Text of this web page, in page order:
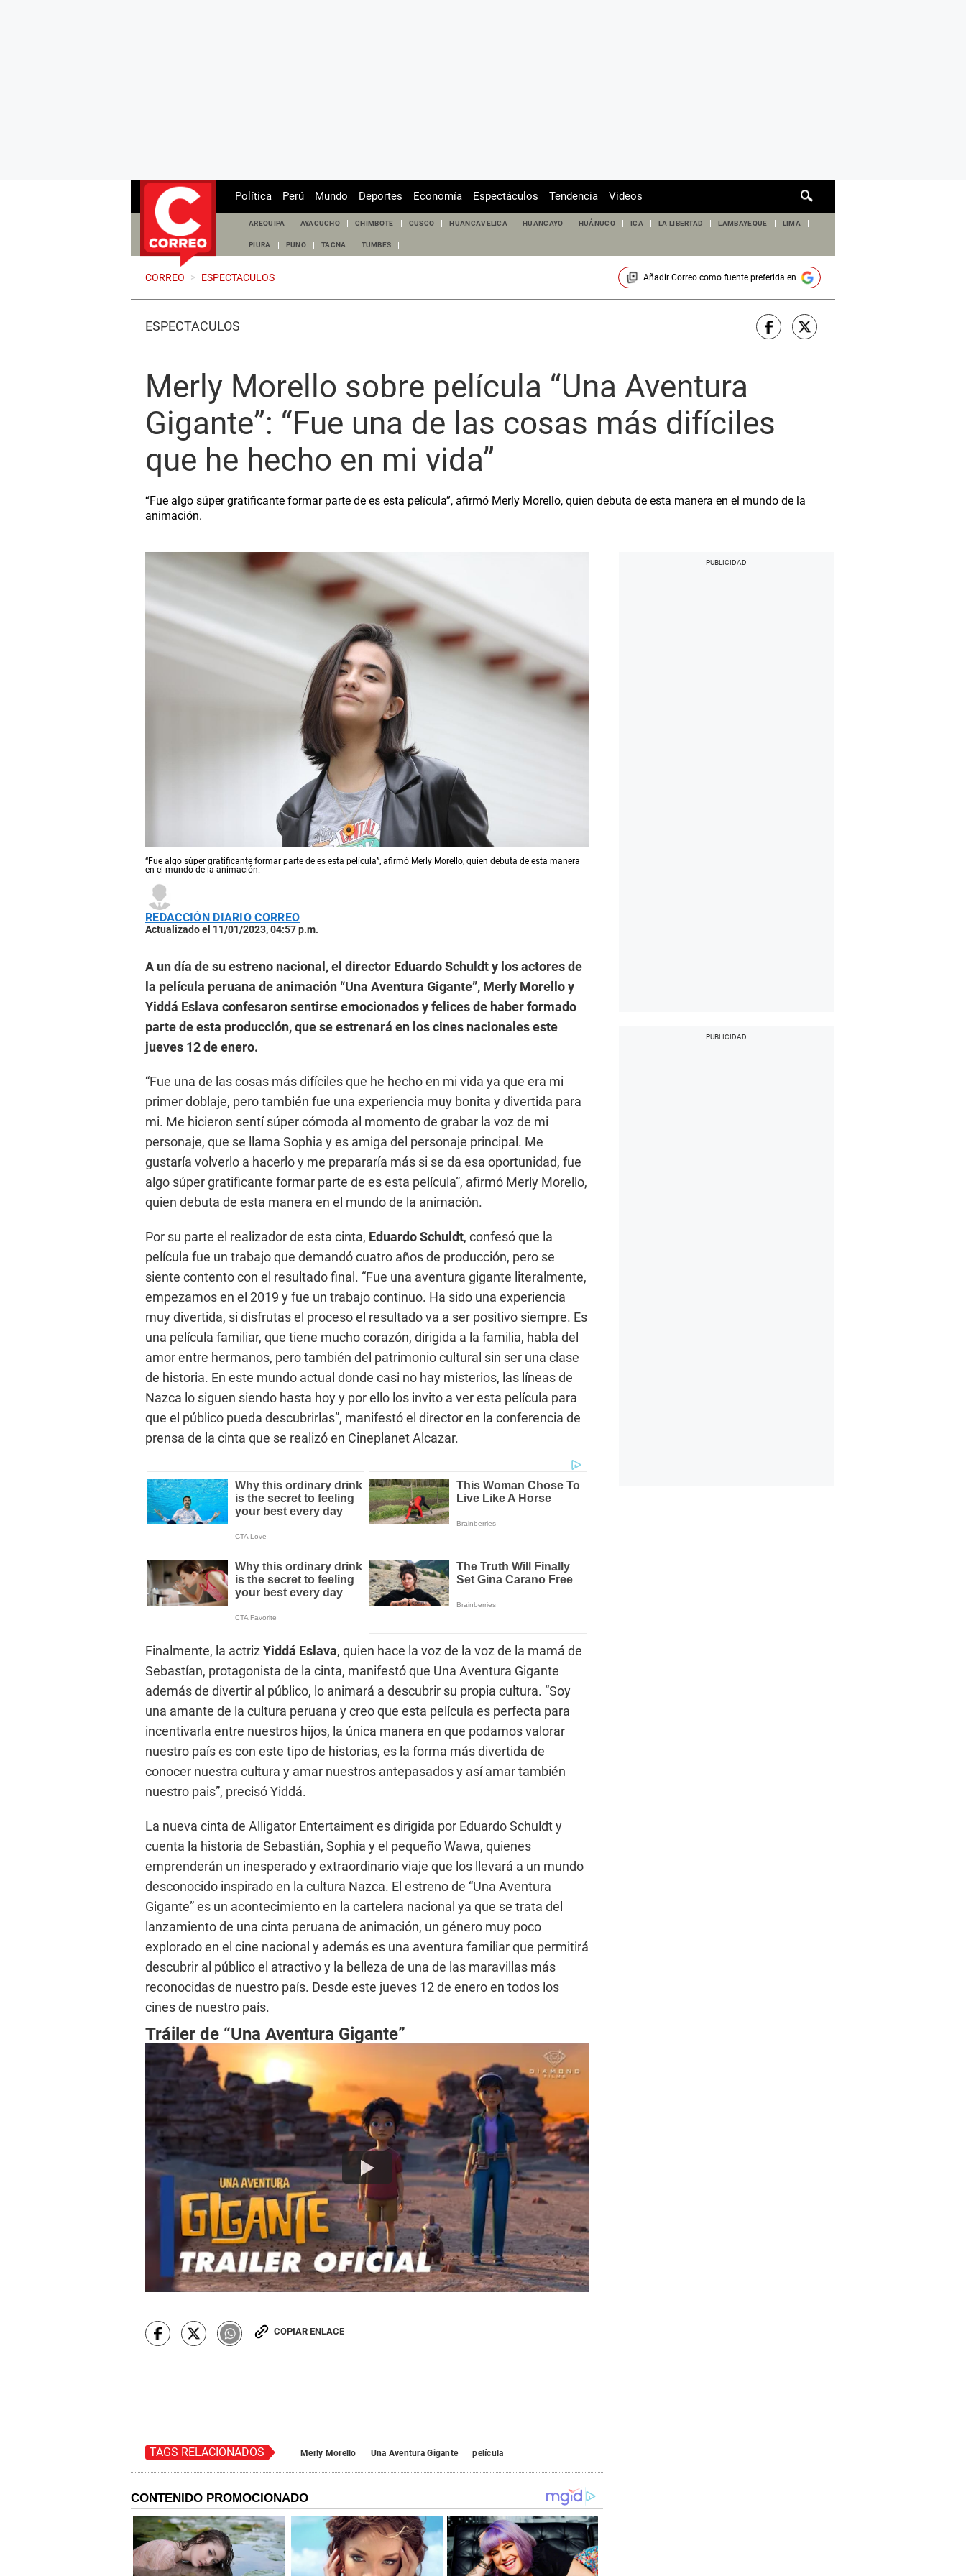
de
Política Perú Mundo Deportes Economía Espectáculos Tendencia Videos
AREQUIPA AYACUCHO CHIMBOTE CUSCO HUANCAVELICA HUANCAYO HUÁNUCO ICA LA LIBERTAD LAMBAYEQUE LIMA
PIURA PUNO TACNA TUMBES
CORREO > ESPECTACULOS Añadir Correocomo fuente preferida en
ESPECTÁCULOS
Merly Morello sobre película “Una Aventura
Gigante”: “Fue una de las cosas más difíciles
que he hecho en mi vida”
“Fue algo súper gratificante formar parte de es esta película”, afirmó Merly Morello, quien debuta de esta manera en el mundo de la
animación.
“Fue algo súper gratificante formar parte de es esta película”, afirmó Merly Morello, quien debuta de esta manera
en el mundo de la animación.
REDACCIÓN DIARIO CORREO
Actualizado el 11/01/2023, 04:57 p.m.
A un día de su estreno nacional, el director Eduardo Schuldt y los actores de
la película peruana de animación “Una Aventura Gigante”, Merly Morello y
Yiddá Eslava confesaron sentirse emocionados y felices de haber formado
parte de esta producción, que se estrenará en los cines nacionales este
jueves 12 de enero.
“Fue una de las cosas más difíciles que he hecho en mi vida ya que era mi
primer doblaje, pero también fue una experiencia muy bonita y divertida para
mi. Me hicieron sentí súper cómoda al momento de grabar la voz de mi
personaje, que se llama Sophia y es amiga del personaje principal. Me
gustaría volverlo a hacerlo y me prepararía más si se da esa oportunidad, fue
algo súper gratificante formar parte de es esta película”, afirmó Merly Morello,
quien debuta de esta manera en el mundo de la animación.
Por su parte el realizador de esta cinta, Eduardo Schuldt, confesó que la
película fue un trabajo que demandó cuatro años de producción, pero se
siente contento con el resultado final. “Fue una aventura gigante literalmente,
empezamos en el 2019 y fue un trabajo continuo. Ha sido una experiencia
muy divertida, si disfrutas el proceso el resultado va a ser positivo siempre. Es
una película familiar, que tiene mucho corazón, dirigida a la familia, habla del
amor entre hermanos, pero también del patrimonio cultural sin ser una clase
de historia. En este mundo actual donde casi no hay misterios, las líneas de
Nazca lo siguen siendo hasta hoy y por ello los invito a ver esta película para
que el público pueda descubrirlas”, manifestó el director en la conferencia de
prensa de la cinta que se realizó en Cineplanet Alcazar.
Finalmente, la actrizYiddá Eslava, quien hace la voz de la voz de la mamá de
Sebastían, protagonista de la cinta, manifestó que Una Aventura Gigante
además de divertir al público, lo animará a descubrir su propia cultura. “Soy
una amante de la cultura peruana y creo que esta película es perfecta para
incentivarla entre nuestros hijos, la única manera en que podamos valorar
nuestro país es con este tipo de historias, es la forma más divertida de
conocer nuestra cultura y amar nuestros antepasados y así amar también
nuestro pais”, precisó Yiddá.
La nueva cinta de Alligator Entertaiment es dirigida por Eduardo Schuldt y
cuenta la historia de Sebastián, Sophia y el pequeño Wawa, quienes
emprenderán un inesperado y extraordinario viaje que los llevará a un mundo
desconocido inspirado en la cultura Nazca. El estreno de “Una Aventura
Gigante” es un acontecimiento en la cartelera nacional ya que se trata del
lanzamiento de una cinta peruana de animación, un género muy poco
explorado en el cine nacional y además es una aventura familiar que permitirá
descubrir al público el atractivo y la belleza de una de las maravillas más
reconocidas de nuestro país. Desde este jueves 12 de enero en todos los
cines de nuestro país.
Tráiler de “Una Aventura Gigante”
COPIAR ENLACE
TAGS RELACIONADOS Merly Morello Una Aventura Gigante película